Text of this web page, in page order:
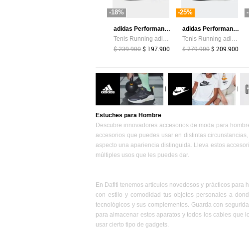
-18%
adidas Performance
$ 239.900$ 197.900
-25%
adidas Performance
$ 279.900$ 209.900
Estuches para Hombre
Descubre innovadores accesorios de moda para
accesorios que puedes usar en distintas
aspecto una apariencia distinguida. Lleva estos
múltiples usos que les puedes dar.
En Dafiti tenemos artículos novedosos y prácticos para
con estilo y comodidad tus objetos personales a
tecnológicos y sus complementos. Guarda con
para almacenar estos aparatos y todos los cables que
usar cierto tipo de gadgets.